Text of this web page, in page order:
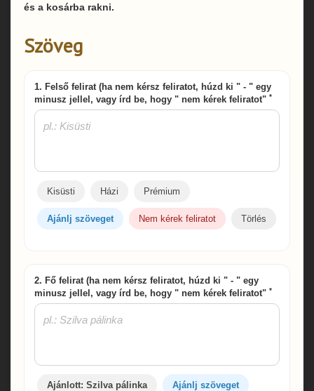
és a kosárba rakni.
Szöveg
1. Felső felirat (ha nem kérsz feliratot, húzd ki " - " egy
minusz jellel, vagy írd be, hogy " nem kérek feliratot" *
Kisüsti Házi Prémium
Ajánlj szöveget Nem kérek feliratot Törlés
2. Fő felirat (ha nem kérsz feliratot, húzd ki " - " egy
minusz jellel, vagy írd be, hogy " nem kérek feliratot" *
Ajánlott: Szilva pálinka Ajánlj szöveget